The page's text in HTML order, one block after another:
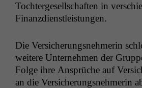
Tochterge­sellschaften in
Finanzdienstleistungen.
Die Ver­sicherungsnehmerin
weit­ere Unternehmen der
Folge ihre Ansprüche auf
an die Ver­sicherungsnehmerin